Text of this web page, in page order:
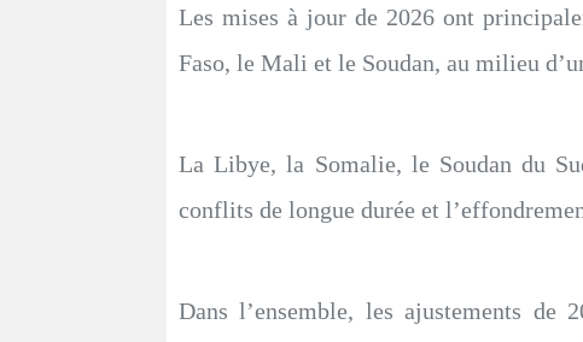
Les mises à jour de 2026 ont
Faso, le Mali et le Soudan, au milieu
La Libye, la Somalie, le Soudan du
conflits de longue durée et
Dans l’ensemble, les ajustements de